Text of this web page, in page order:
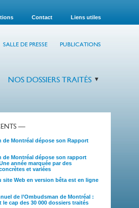
Contact Liens utiles
SALLE DE PRESSE PUBLICATIONS
NOS DOSSIERS TRAITÉS
—
de Montréal dépose son Rapport
de Montréal dépose son rapport
année marquée par des
et variées
site Web en version bêta est en ligne
de l’Ombudsman de Montréal :
le cap des 30 000 dossiers traités